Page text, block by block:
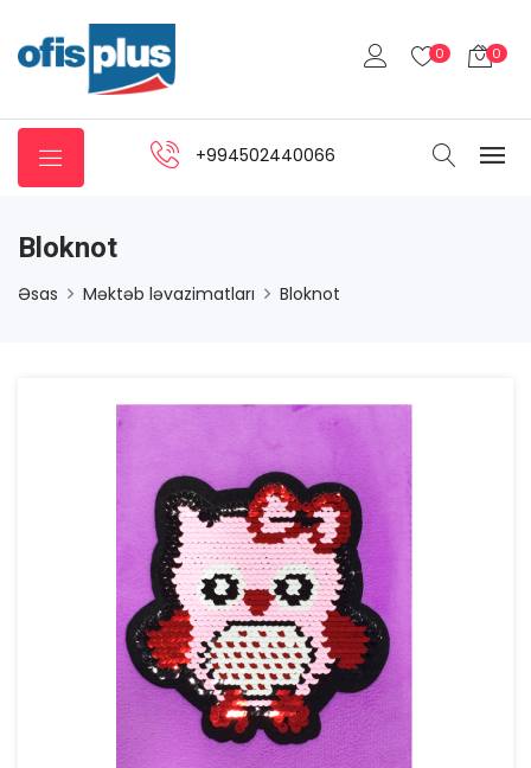
0 0
+994502440066
Bloknot
Əsas Məktəb ləvazimatları Bloknot